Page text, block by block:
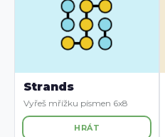
Strands
Vyřeš mřížku písmen 6x8
HRÁT